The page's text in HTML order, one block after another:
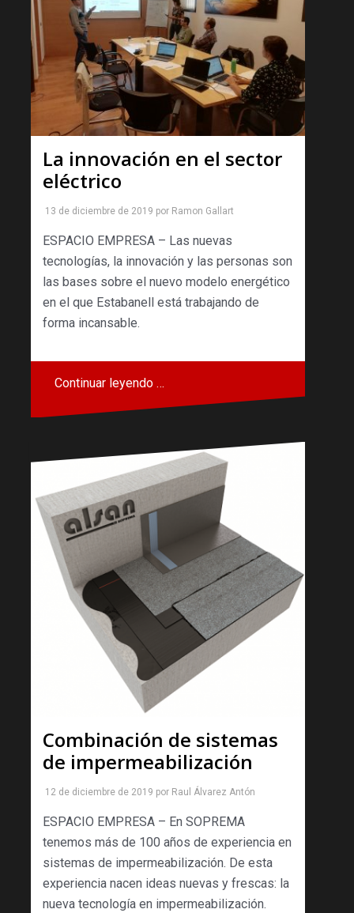
La innovación en el sector
eléctrico
13 de diciembre de 2019 por Ramon Gallart
ESPACIO EMPRESA – Las nuevas
tecnologías, la innovación y las personas son
las bases sobre el nuevo modelo energético
en el que Estabanell está trabajando de
forma incansable.
Continuar leyendo …
Combinación de sistemas
de impermeabilización
12 de diciembre de 2019 por Raul Álvarez Antón
ESPACIO EMPRESA – En SOPREMA
tenemos más de 100 años de experiencia en
sistemas de impermeabilización. De esta
experiencia nacen ideas nuevas y frescas: la
nueva tecnología en impermeabilización.